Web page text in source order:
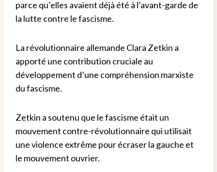
parce qu’elles avaient déjà été à l’avant-garde de
la lutte contre le fascisme.
La révolutionnaire allemande Clara Zetkin a
apporté une contribution cruciale au
développement d’une compréhension marxiste
du fascisme.
Zetkin a soutenu que le fascisme était un
mouvement contre-révolutionnaire qui utilisait
une violence extrême pour écraser la gauche et
le mouvement ouvrier.